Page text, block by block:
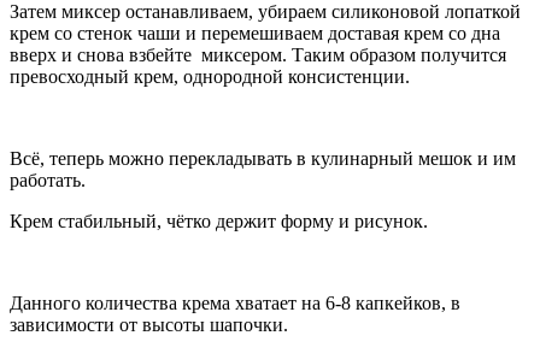
Затем миксер останавливаем, убираем силиконовой лопаткой
крем со стенок чаши и перемешиваем доставая крем со дна
вверх и снова взбейте миксером. Таким образом получится
превосходный крем, однородной консистенции.
Всё, теперь можно перекладывать в кулинарный мешок и им
работать.
Крем стабильный, чётко держит форму и рисунок.
Данного количества крема хватает на 6-8 капкейков, в
зависимости от высоты шапочки.